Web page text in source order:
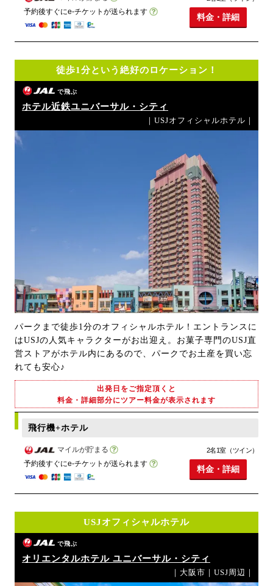
予約後すぐにe-チケットが送られます
料金・詳細
徒歩1分という絶好のロケーション！
で飛ぶ
ホテル近鉄ユニバーサル・シティ
｜USJオフィシャルホテル｜
パークまで徒歩1分のオフィシャルホテル！エントランスに
はUSJの人気キャラクターがお出迎え。お菓子専門のUSJ直
営ストアがホテル内にあるので、パークでお土産を買い忘
れても安心♪
出発日をご指定頂くと
料金・詳細部分にツアー料金が表示されます
飛行機+ホテル
マイルが貯まる
予約後すぐにe-チケットが送られます
2名1室（ツイン）
料金・詳細
USJオフィシャルホテル
で飛ぶ
オリエンタルホテル ユニバーサル・シティ
｜大阪市｜USJ周辺｜